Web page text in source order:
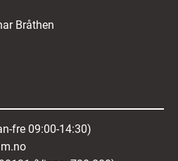
Bråthen
fre 09:00-14:30)